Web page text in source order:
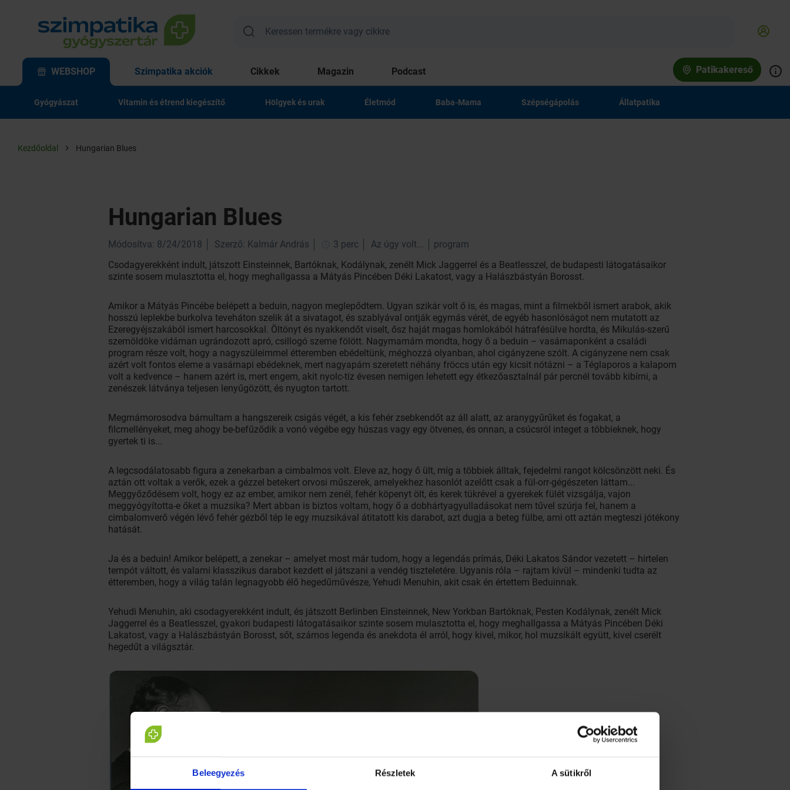
Beleegyezés Részletek A sütikről
WEBSHOP Szimpatika akciók Cikkek Magazin Podcast Patikakereső
Gyógyászat Vitamin és étrend kiegészítő Hölgyek és urak Életmód Baba-Mama Szépségápolás Állatpatika
Kezdőoldal Hungarian Blues
Hungarian Blues
Módosítva: 8/24/2018 Szerző: Kalmár András 3 perc Az úgy volt...
program
Csodagyerekként indult, játszott Einsteinnek, Bartóknak, Kodálynak, zenélt Mick Jaggerrel és a Beatlesszel, de budapesti látogatásaikor
szinte sosem mulasztotta el, hogy meghallgassa a Mátyás Pincében Déki Lakatost, vagy a Halászbástyán Borosst.
Amikor a Mátyás Pincébe belépett a beduin, nagyon meglepődtem. Ugyan szikár volt ő is, és magas, mint a filmekből ismert arabok, akik
hosszú leplekbe burkolva teveháton szelik át a sivatagot, és szablyával ontják egymás vérét, de egyéb hasonlóságot nem mutatott az
Ezeregyéjszakából ismert harcosokkal. Öltönyt és nyakkendőt viselt, ősz haját magas homlokából hátrafésülve hordta, és Mikulás-szerű
szemöldöke vidáman ugrándozott apró, csillogó szeme fölött. Nagymamám mondta, hogy ő a beduin – vasárnaponként a családi
program része volt, hogy a nagyszüleimmel étteremben ebédeltünk, méghozzá olyanban, ahol cigányzene szólt. A cigányzene nem csak
azért volt fontos eleme a vasárnapi ebédeknek, mert nagyapám szeretett néhány fröccs után egy kicsit nótázni – a Téglaporos a kalapom
volt a kedvence – hanem azért is, mert engem, akit nyolc-tíz évesen nemigen lehetett egy étkezőasztalnál pár percnél tovább kibírni, a
zenészek látványa teljesen lenyűgözött, és nyugton tartott.
Megmámorosodva bámultam a hangszereik csigás végét, a kis fehér zsebkendőt az áll alatt, az aranygyűrűket és fogakat, a
filcmellényeket, meg ahogy be-befűződik a vonó végébe egy húszas vagy egy ötvenes, és onnan, a csúcsról integet a többieknek, hogy
gyertek ti is...
A legcsodálatosabb figura a zenekarban a cimbalmos volt. Eleve az, hogy ő ült, míg a többiek álltak, fejedelmi rangot kölcsönzött neki. És
aztán ott voltak a verők, ezek a gézzel betekert orvosi műszerek, amelyekhez hasonlót azelőtt csak a fül-orr-gégészeten láttam...
Meggyőződésem volt, hogy ez az ember, amikor nem zenél, fehér köpenyt ölt, és kerek tükrével a gyerekek fülét vizsgálja, vajon
meggyógyította-e őket a muzsika? Mert abban is biztos voltam, hogy ő a dobhártyagyulladásokat nem tűvel szúrja fel, hanem a
cimbalomverő végén lévő fehér gézből tép le egy muzsikával átitatott kis darabot, azt dugja a beteg fülbe, ami ott aztán megteszi jótékony
hatását.
Ja és a beduin! Amikor belépett, a zenekar – amelyet most már tudom, hogy a legendás prímás, Déki Lakatos Sándor vezetett – hirtelen
tempót váltott, és valami klasszikus darabot kezdett el játszani a vendég tiszteletére. Ugyanis róla – rajtam kívül – mindenki tudta az
étteremben, hogy a világ talán legnagyobb élő hegedűművésze, Yehudi Menuhin, akit csak én értettem Beduinnak.
Yehudi Menuhin, aki csodagyerekként indult, és játszott Berlinben Einsteinnek, New Yorkban Bartóknak, Pesten Kodálynak, zenélt Mick
Jaggerrel és a Beatlesszel, gyakori budapesti látogatásaikor szinte sosem mulasztotta el, hogy meghallgassa a Mátyás Pincében Déki
Lakatost, vagy a Halászbástyán Borosst, sőt, számos legenda és anekdota él arról, hogy kivel, mikor, hol muzsikált együtt, kivel cserélt
hegedűt a világsztár.